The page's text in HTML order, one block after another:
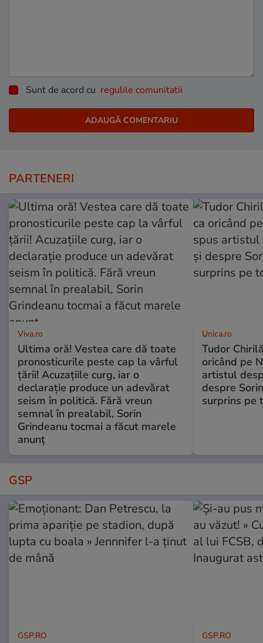
Sunt de acord cu regulile comunitatii
PARTENERI
Viva.ro
Ultima oră! Vestea care dă toate
pronosticurile peste cap la vârful
țării! Acuzațiile curg, iar o
declarație produce un adevărat
seism în politică. Fără vreun
semnal în prealabil, Sorin
Grindeanu tocmai a făcut marele
anunț
Unica.ro
Tudor
oricând pe
artistul
despre
surprins pe
GSP
GSP.RO GSP.RO